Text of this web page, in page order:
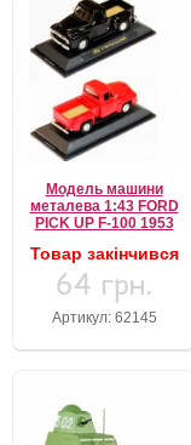
Модель машини
металева 1:43 FORD
PICK UP F-100 1953
Товар закінчився
64 грн.
Артикул: 62145